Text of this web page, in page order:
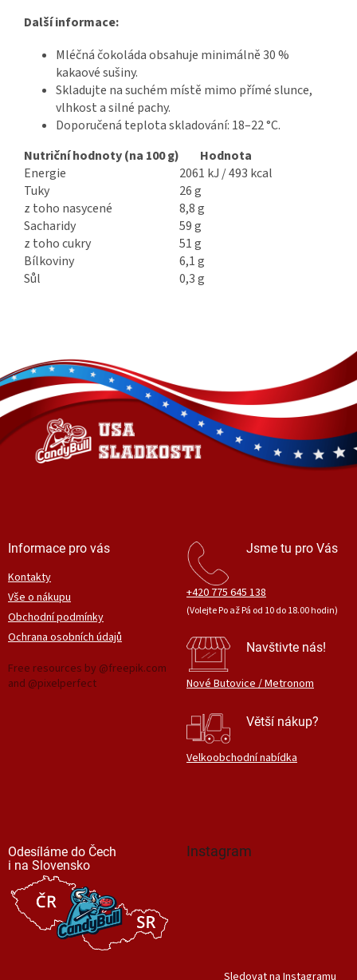
Další informace:
Mléčná čokoláda obsahuje minimálně 30 %
kakaové sušiny.
Skladujte na suchém místě mimo přímé slunce,
vlhkost a silné pachy.
Doporučená teplota skladování: 18–22 °C.
Nutriční hodnoty (na 100 g)
Hodnota
Energie
2061 kJ / 493 kcal
Tuky
26 g
z toho nasycené
8,8 g
Sacharidy
59 g
z toho cukry
51 g
Bílkoviny
6,1 g
Sůl
0,3 g
á
p
a
í
Informace pro vás
Kontakty
Vše o nákupu
Obchodní podmínky
Ochrana osobních údajů
Free resources by @freepik.com
and @pixelperfect
Jsme tu pro Vás
+420 775 645 138
(Volejte Po až Pá od 10 do 18.00 hodin)
Navštivte nás!
Nové Butovice / Metronom
Větší nákup?
Velkoobchodní nabídka
Odesíláme do Čech
i na Slovensko
Instagram